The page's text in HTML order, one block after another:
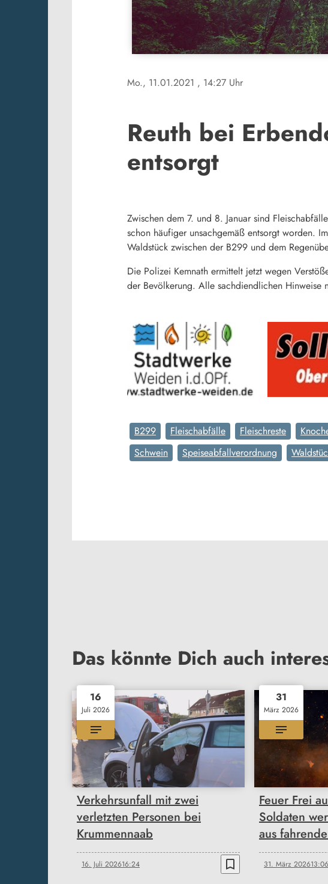
Mo., 11.01.2021 , 14:27 Uhr
Reuth bei
entsorgt
Zwischen dem 7. und 8. Januar sind
schon häufiger unsachgemäß entsorgt worden.
Waldstück zwischen der B299 und dem
Die Polizei Kemnath ermittelt jetzt wegen
der Bevölkerung. Alle sachdiendlichen
B299 Fleischabfälle Fleischreste
Schwein
Speiseabfallverordnung
Das könnte Dich auch
16
Juli 2026
Verkehrsunfall mit zwei
verletzten Personen bei
Krummennaab
16. Juli 202616:24 bookmark_border
31
März 2026
Feuer Frei
Soldaten
aus
31. März 202613:06